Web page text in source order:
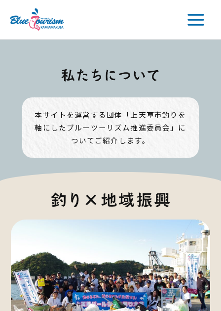
Menu
本サイトを運営する団体 「上天草市釣りを
軸にしたブルーツーリズム推進委員会」 に
ついてご紹介します。